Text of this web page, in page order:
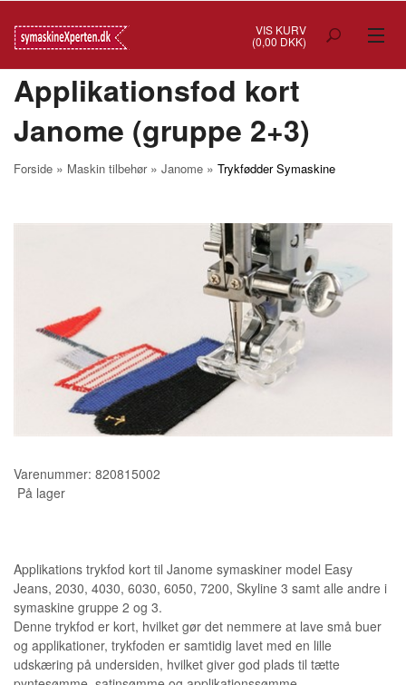
VIS KURV
(0,00 DKK)
TILBUD
SYMASKINER
BRUGTE/DEMO
MASKIN TILBEHØR
SYTILBEHØR
KURSER
SCANNCUT
Applikationsfod kort
Janome (gruppe 2+3)
Forside » Maskin tilbehør» Janome » Trykfødder Symaskine
Varenummer: 820815002
På lager
Applikations trykfod kort til Janome symaskiner model Easy
Jeans, 2030, 4030, 6030, 6050, 7200, Skyline 3 samt alle andre i
symaskine gruppe 2 og 3.
Denne trykfod er kort, hvilket gør det nemmere at lave små buer
og applikationer, trykfoden er samtidig lavet med en lille
udskæring på undersiden, hvilket giver god plads til tætte